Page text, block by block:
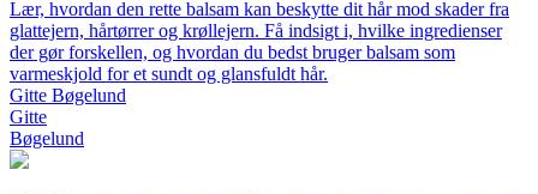
Lær, hvordan den rette balsam kan beskytte dit hår mod skader fra
glattejern, hårtørrer og krøllejern. Få indsigt i, hvilke ingredienser
der gør forskellen, og hvordan du bedst bruger balsam som
varmeskjold for et sundt og glansfuldt hår.
Gitte Bøgelund
Gitte
Bøgelund